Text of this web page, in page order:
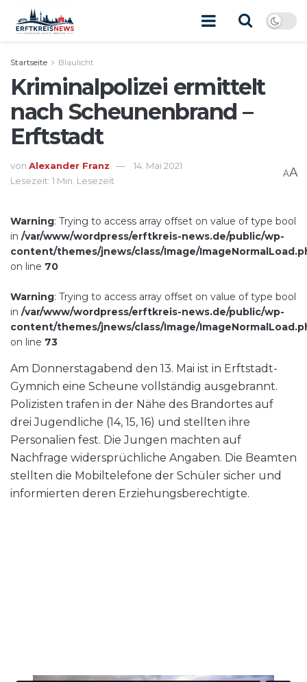
Startseite Blaulicht
Kriminalpolizei ermittelt
nach Scheunenbrand –
Erftstadt
von Alexander Franz
14. Mai 2021
Lesezeit: 1 Min. Lesezeit
AA
Warning: Trying to access array offset on value of type bool
in /var/www/wordpress/erftkreis-news.de/public/wp-
content/themes/jnews/class/Image/
on line 70
Warning: Trying to access array offset on value of type bool
in /var/www/wordpress/erftkreis-news.de/public/wp-
content/themes/jnews/class/Image/
on line 73
Am Donnerstagabend den 13. Mai ist in Erftstadt-
Gymnich eine Scheune vollständig ausgebrannt.
Polizisten trafen in der Nähe des Brandortes auf
drei Jugendliche (14, 15, 16) und stellten ihre
Personalien fest. Die Jungen machten auf
Nachfrage widersprüchliche Angaben. Die Beamten
stellten die Mobiltelefone der Schüler sicher und
informierten deren Erziehungsberechtigte.